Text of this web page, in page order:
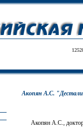
Акопян А.С.
Акопян А.С.,